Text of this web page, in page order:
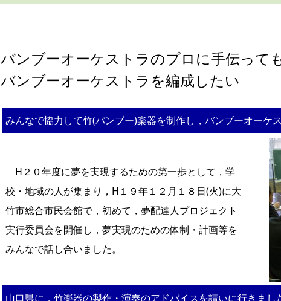
バンブーオーケストラのプロに手伝って
バンブーオーケストラを編成したい
みんなで協力して竹(バンブー)楽器を制作し，バンブーオーケ
H２０年度に夢を実現するための第一歩として，学
校・地域の人が集まり，H１９年１２月１８日(火)に大
竹市総合市民会館で，初めて，夢配達人プロジェクト
実行委員会を開催し，夢実現のための体制・計画等を
みんなで話し合いました。
山口県に，竹楽器の製作・演奏のアドバイスを請いに行きまし